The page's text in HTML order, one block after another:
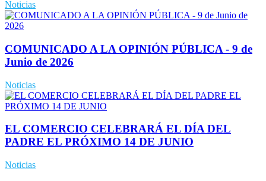
Noticias
COMUNICADO A LA OPINIÓN PÚBLICA - 9 de
Junio de 2026
Noticias
EL COMERCIO CELEBRARÁ EL DÍA DEL
PADRE EL PRÓXIMO 14 DE JUNIO
Noticias